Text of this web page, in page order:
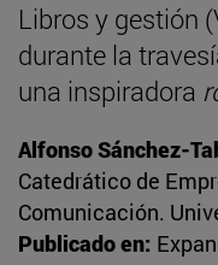
Libros y gestión
durante la
una inspiradora
Alfonso Sánchez-
Catedrático de
Comunicación.
Publicado en: